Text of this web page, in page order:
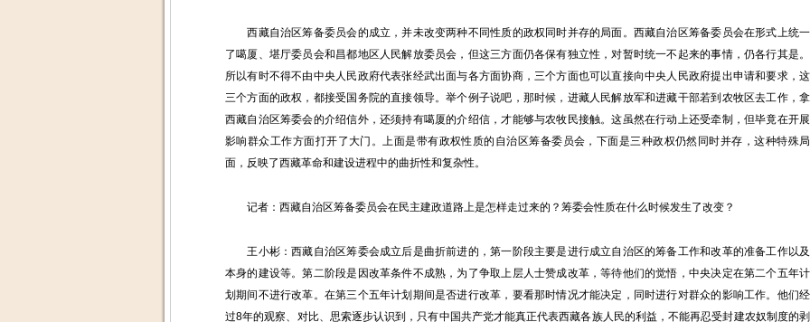
西藏自治区筹备委员会的成立，并未改变两种不同性质的政权同时并存的局面。西藏自治区筹备委员会在形式上统一
了噶厦、堪厅委员会和昌都地区人民解放委员会，但这三方面仍各保有独立性，对暂时统一不起来的事情，仍各行其是。
所以有时不得不由中央人民政府代表张经武出面与各方面协商，三个方面也可以直接向中央人民政府提出申请和要求，这
三个方面的政权，都接受国务院的直接领导。举个例子说吧，那时候，进藏人民解放军和进藏干部若到农牧区去工作，拿
西藏自治区筹委会的介绍信外，还须持有噶厦的介绍信，才能够与农牧民接触。这虽然在行动上还受牵制，但毕竟在开展
影响群众工作方面打开了大门。上面是带有政权性质的自治区筹备委员会，下面是三种政权仍然同时并存，这种特殊局
面，反映了西藏革命和建设进程中的曲折性和复杂性。
记者：西藏自治区筹备委员会在民主建政道路上是怎样走过来的？筹委会性质在什么时候发生了改变？
王小彬：西藏自治区筹委会成立后是曲折前进的，第一阶段主要是进行成立自治区的筹备工作和改革的准备工作以及
本身的建设等。第二阶段是因改革条件不成熟，为了争取上层人士赞成改革，等待他们的觉悟，中央决定在第二个五年计
划期间不进行改革。在第三个五年计划期间是否进行改革，要看那时情况才能决定，同时进行对群众的影响工作。他们经
过8年的观察、对比、思索逐步认识到，只有中国共产党才能真正代表西藏各族人民的利益，不能再忍受封建农奴制度的剥